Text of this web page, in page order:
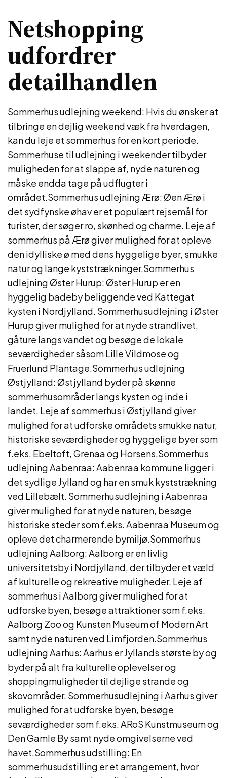
Netshopping
udfordrer
detailhandlen
Sommerhus udlejning weekend: Hvis du ønsker at
tilbringe en dejlig weekend væk fra hverdagen,
kan du leje et sommerhus for en kort periode.
Sommerhuse til udlejning i weekender tilbyder
muligheden for at slappe af, nyde naturen og
måske endda tage på udflugter i
området.Sommerhus udlejning Ærø: Øen Ærø i
det sydfynske øhav er et populært rejsemål for
turister, der søger ro, skønhed og charme. Leje af
sommerhus på Ærø giver mulighed for at opleve
den idylliske ø med dens hyggelige byer, smukke
natur og lange kyststrækninger.Sommerhus
udlejning Øster Hurup: Øster Hurup er en
hyggelig badeby beliggende ved Kattegat
kysten i Nordjylland. Sommerhusudlejning i Øster
Hurup giver mulighed for at nyde strandlivet,
gåture langs vandet og besøge de lokale
seværdigheder såsom Lille Vildmose og
Fruerlund Plantage.Sommerhus udlejning
Østjylland: Østjylland byder på skønne
sommerhusområder langs kysten og inde i
landet. Leje af sommerhus i Østjylland giver
mulighed for at udforske områdets smukke natur,
historiske seværdigheder og hyggelige byer som
f.eks. Ebeltoft, Grenaa og Horsens.Sommerhus
udlejning Aabenraa: Aabenraa kommune ligger i
det sydlige Jylland og har en smuk kyststrækning
ved Lillebælt. Sommerhusudlejning i Aabenraa
giver mulighed for at nyde naturen, besøge
historiske steder som f.eks. Aabenraa Museum og
opleve det charmerende bymiljø.Sommerhus
udlejning Aalborg: Aalborg er en livlig
universitetsby i Nordjylland, der tilbyder et væld
af kulturelle og rekreative muligheder. Leje af
sommerhus i Aalborg giver mulighed for at
udforske byen, besøge attraktioner som f.eks.
Aalborg Zoo og Kunsten Museum of Modern Art
samt nyde naturen ved Limfjorden.Sommerhus
udlejning Aarhus: Aarhus er Jyllands største by og
byder på alt fra kulturelle oplevelser og
shoppingmuligheder til dejlige strande og
skovområder. Sommerhusudlejning i Aarhus giver
mulighed for at udforske byen, besøge
seværdigheder som f.eks. ARoS Kunstmuseum og
Den Gamle By samt nyde omgivelserne ved
havet.Sommerhus udstilling: En
sommerhusudstilling er et arrangement, hvor